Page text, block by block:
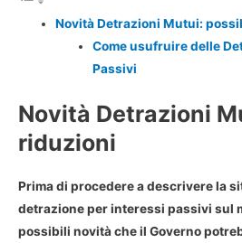
Novità Detrazioni Mutui:
Come usufruire delle
Passivi
Novità Detrazioni
riduzioni
Prima di procedere a descrivere la
detrazione per interessi passivi sul
possibili novità che il Governo